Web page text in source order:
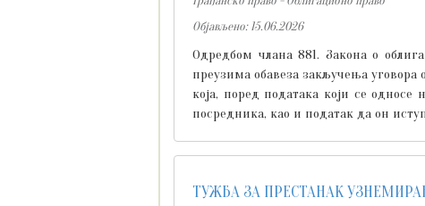
Објављено: 15.06.2026
Одредбом члана 881. Закона о
преузима обавеза закључења
која, поред података који се
посредника, као и податак да он
ТУЖБА ЗА ПРЕСТАНАК